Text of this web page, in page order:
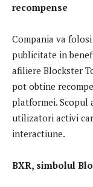
recompense
Compania va
publicitate in
afiliere Blockster
pot obtine
platformei. Scopul
utilizatori activi
interactiune.
BXR, simbolul